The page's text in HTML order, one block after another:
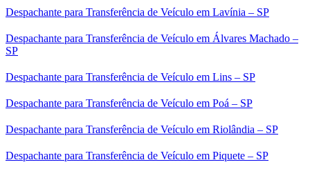
Despachante para Transferência de Veículo em Lavínia – SP
Despachante para Transferência de Veículo em Álvares Machado –
SP
Despachante para Transferência de Veículo em Lins – SP
Despachante para Transferência de Veículo em Poá – SP
Despachante para Transferência de Veículo em Riolândia – SP
Despachante para Transferência de Veículo em Piquete – SP